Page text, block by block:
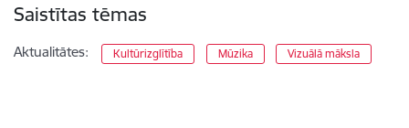
Saistītas tēmas
Aktualitātes: Kultūrizglītība Mūzika Vizuālā māksla